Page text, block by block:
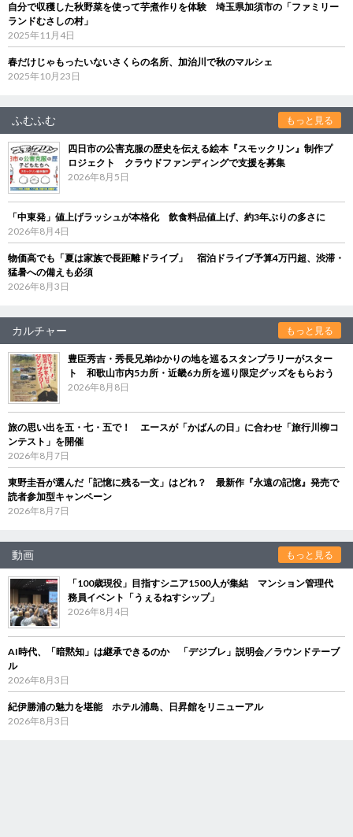
自分で収穫した秋野菜を使って芋煮作りを体験 埼玉県加須市の「ファミリー
ランドむさしの村」
2025年11月4日
春だけじゃもったいないさくらの名所、加治川で秋のマルシェ
2025年10月23日
ふむふむ もっと見る
四日市の公害克服の歴史を伝える絵本『スモックリン』制作プ
ロジェクト クラウドファンディングで支援を募集
2026年8月5日
「中東発」値上げラッシュが本格化 飲食料品値上げ、約3年ぶりの多さに
2026年8月4日
物価高でも「夏は家族で長距離ドライブ」 宿泊ドライブ予算4万円超、渋滞・
猛暑への備えも必須
2026年8月3日
カルチャー もっと見る
豊臣秀吉・秀長兄弟ゆかりの地を巡るスタンプラリーがスター
ト 和歌山市内5カ所・近畿6カ所を巡り限定グッズをもらおう
2026年8月8日
旅の思い出を五・七・五で！ エースが「かばんの日」に合わせ「旅行川柳コ
ンテスト」を開催
2026年8月7日
東野圭吾が選んだ「記憶に残る一文」はどれ？ 最新作『永遠の記憶』発売で
読者参加型キャンペーン
2026年8月7日
動画 もっと見る
「100歳現役」目指すシニア1500人が集結 マンション管理代
務員イベント「うぇるねすシップ」
2026年8月4日
AI時代、「暗黙知」は継承できるのか 「デジブレ」説明会／ラウンドテーブ
ル
2026年8月3日
紀伊勝浦の魅力を堪能 ホテル浦島、日昇館をリニューアル
2026年8月3日